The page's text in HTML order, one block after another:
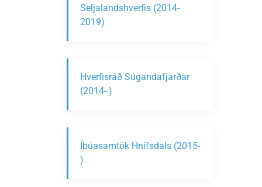
Seljalandshverfis (2014-
2019)
Hverfisráð Súgandafjarðar
(2014- )
Íbúasamtök Hnífsdals (2015-
)